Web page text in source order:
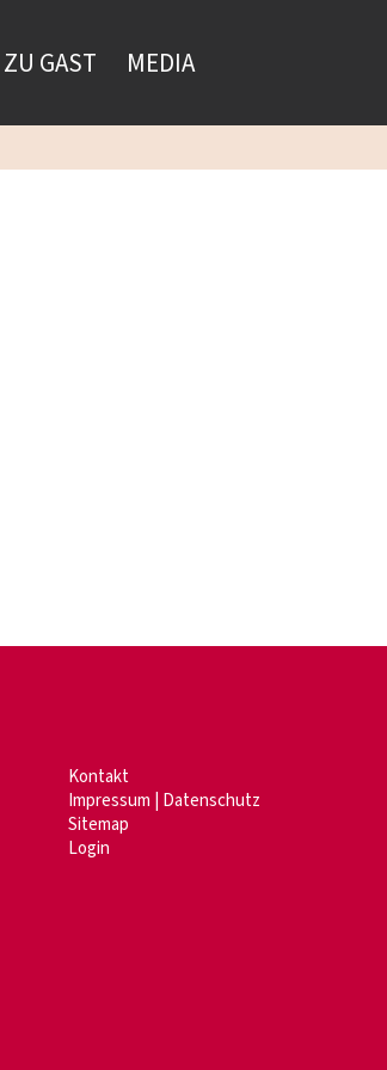
ZU GAST MEDIA
Kontakt
Impressum Datenschutz
Sitemap
Login